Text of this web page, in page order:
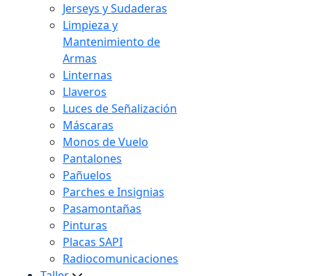
Jerseys y Sudaderas
Limpieza y
Mantenimiento de
Armas
Linternas
Llaveros
Luces de Señalización
Máscaras
Monos de Vuelo
Pantalones
Pañuelos
Parches e Insignias
Pasamontañas
Pinturas
Placas SAPI
Radiocomunicaciones